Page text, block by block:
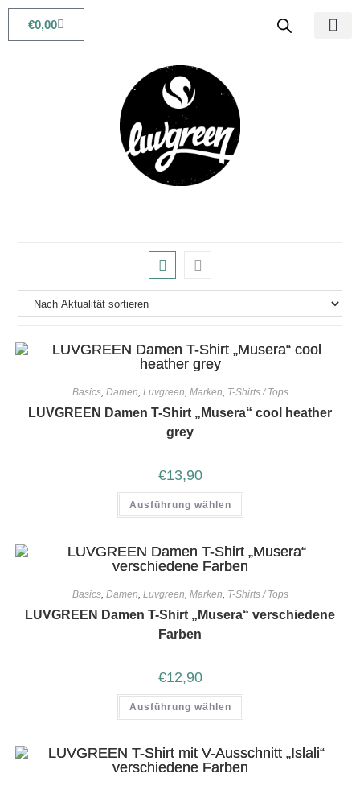
€0,00
Basics, Damen, Luvgreen, Marken, T-Shirts / Tops
LUVGREEN Damen T-Shirt „Musera“ cool heather
grey
€13,90
Ausführung wählen
Basics, Damen Luvgreen Marken T-Shirts / Tops
LUVGREEN Damen T-Shirt „Musera“ verschiedene
Farben
€12,90
Ausführung wählen